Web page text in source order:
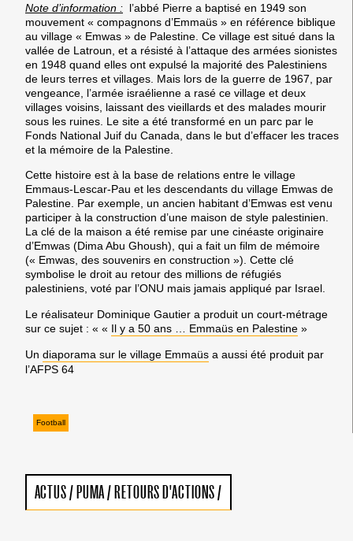
Note d’information : l’abbé Pierre a baptisé en 1949 son
mouvement « compagnons d’Emmaüs » en référence biblique
au village « Emwas » de Palestine. Ce village est situé dans la
vallée de Latroun, et a résisté à l’attaque des armées sionistes
en 1948 quand elles ont expulsé la majorité des Palestiniens
de leurs terres et villages. Mais lors de la guerre de 1967, par
vengeance, l’armée israélienne a rasé ce village et deux
villages voisins, laissant des vieillards et des malades mourir
sous les ruines. Le site a été transformé en un parc par le
Fonds National Juif du Canada, dans le but d’effacer les traces
et la mémoire de la Palestine.
Cette histoire est à la base de relations entre le village
Emmaus-Lescar-Pau et les descendants du village Emwas de
Palestine. Par exemple, un ancien habitant d’Emwas est venu
participer à la construction d’une maison de style palestinien.
La clé de la maison a été remise par une cinéaste originaire
d’Emwas (Dima Abu Ghoush), qui a fait un film de mémoire
(« Emwas, des souvenirs en construction »). Cette clé
symbolise le droit au retour des millions de réfugiés
palestiniens, voté par l’ONU mais jamais appliqué par Israel.
Le réalisateur Dominique Gautier a produit un court-métrage
sur ce sujet : « « Il y a 50 ans … Emmaüs en Palestine »
Un diaporama sur le village Emmaüs a aussi été produit par
l’AFPS 64
Football
ACTUS/ PUMA/ RETOURS D'ACTIONS/